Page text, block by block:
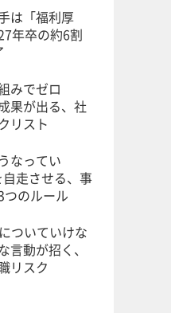
は「福利厚
年卒の約6割
みでゼロ
果が出る、社
リスト
なってい
走させる、事
のルール
ついていけな
動が招く、
リスク